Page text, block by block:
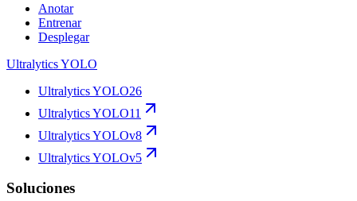
Anotar
Entrenar
Desplegar
Ultralytics YOLO
Ultralytics YOLO26
Ultralytics YOLO11
Ultralytics YOLOv8
Ultralytics YOLOv5
Soluciones